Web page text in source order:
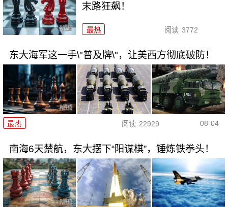
末路狂飙！
最热 阅读 3772
东大海军这一手\"普及牌\"，让美西方彻底破防！
最热 阅读 22929 08-04
南海6天禁航，东大摆下“阳谋棋”，锤炼铁拳头！